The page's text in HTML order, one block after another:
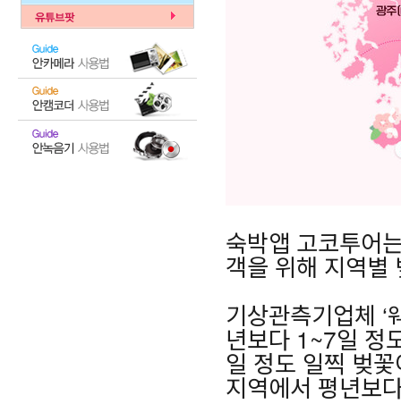
숙박앱 고코투어
객을 위해 지역별
기상관측기업체
년보다 1~7일 정
일 정도 일찍 벚
지역에서 평년보